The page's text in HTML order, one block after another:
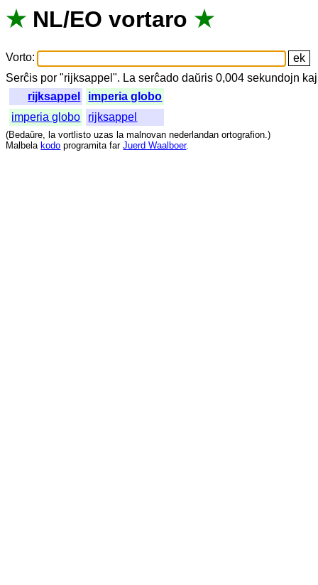
★ NL/EO vortaro ★
Vorto:
Serĉis por "rijksappel". La serĉado daŭris 0,004sekundojn kaj
rijksappel
imperia globo
imperia globo
rijksappel
(Bedaŭre, la vortlisto uzas la malnovan nederlandan ortografion.)
Malbela kodo programita far Juerd Waalboer.